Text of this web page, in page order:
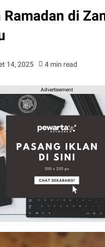
di
14, 2025 4 min read
Advertisement